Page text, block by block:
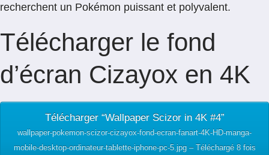
recherchent un Pokémon puissant et polyvalent.
Télécharger le fond
d’écran Cizayox en 4K
Télécharger “Wallpaper Scizor in 4K #4”
wallpaper-pokemon-scizor-cizayox-fond-ecran-fanart-4K-HD-manga-
mobile-desktop-ordinateur-tablette-iphone-pc-5.jpg – Téléchargé 8 fois